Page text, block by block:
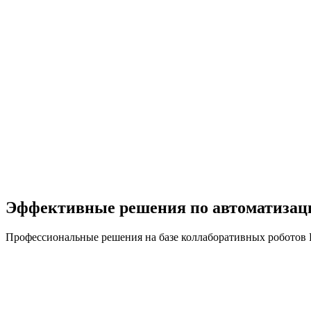
Эффективные решения по
Профессиональные решения на базе коллаборативных роботов